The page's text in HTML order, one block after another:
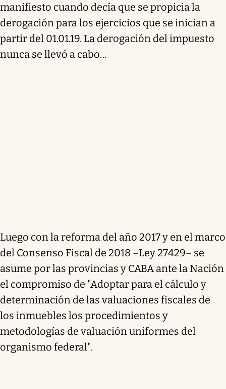
manifiesto cuando decía que se propicia la
derogación para los ejercicios que se inician a
partir del 01.01.19. La derogación del impuesto
nunca se llevó a cabo…
Luego con la reforma del año 2017 y en el marco
del Consenso Fiscal de 2018 –Ley 27429– se
asume por las provincias y CABA ante la Nación
el compromiso de "Adoptar para el cálculo y
determinación de las valuaciones fiscales de
los inmuebles los procedimientos y
metodologías de valuación uniformes del
organismo federal".